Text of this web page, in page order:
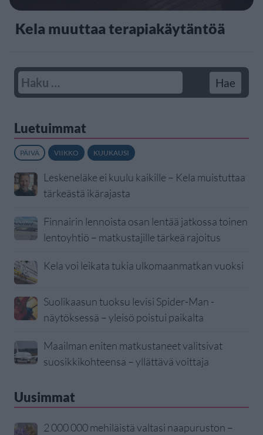
Kela muuttaa terapiakäytäntöä
Luetuimmat
PÄIVÄ VIIKKO KUUKAUSI
Leskeneläke ei kuulu kaikille – Kela muistuttaa
tärkeästä ikärajasta
Finnairin lennoista osan lentää jatkossa toinen
lentoyhtiö – matkustajille tärkeä rajoitus
Kela voi leikata tukia ulkomaanmatkan vuoksi
Suolikaasun tuoksu levisi Spider-Man -
näytöksessä – yleisö poistui paikalta
Maailman eniten matkustaneet valitsivat
suosikkikohteensa – yllättävä voittaja
Uusimmat
2 000 000 mehiläistä valtasi naapuruston –